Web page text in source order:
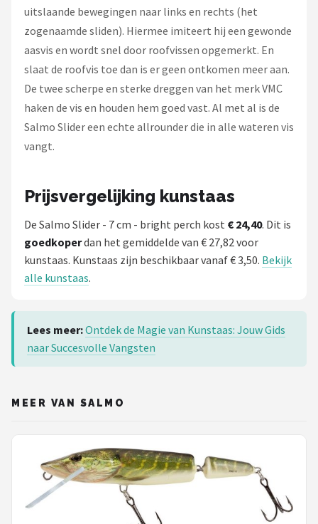
Rozemeijer
Gamakatsu
Mikado
Alle merken →
uitslaande bewegingen naar links en rechts (het
zogenaamde sliden). Hiermee imiteert hij een gewonde
aasvis en wordt snel door roofvissen opgemerkt. En
slaat de roofvis toe dan is er geen ontkomen meer aan.
De twee scherpe en sterke dreggen van het merk VMC
haken de vis en houden hem goed vast. Al met al is de
Salmo Slider een echte allrounder die in alle wateren vis
vangt.
Prijsvergelijking kunstaas
De Salmo Slider - 7 cm - bright perch kost € 24,40. Dit is
goedkoperdan het gemiddelde van € 27,82 voor
kunstaas. Kunstaas zijn beschikbaar vanaf € 3,50. Bekijk
alle kunstaas.
Lees meer:Ontdek de Magie van Kunstaas: Jouw Gids
naar Succesvolle Vangsten
MEER VAN SALMO